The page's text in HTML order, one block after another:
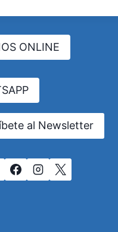
DE
LA
TIROIDES:
ENFERMEDAD
PROFESIONAL
NO
RECONOCIDA
EN
ONLINE
al Newsletter